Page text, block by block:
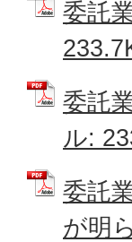
委託
委託
ル:
委託
が明